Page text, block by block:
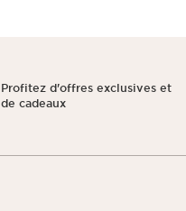
Profitez d'offres exclusives et
de cadeaux